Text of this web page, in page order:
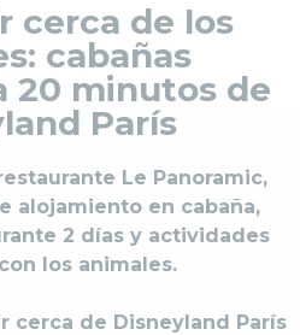
cerca de los
cabañas
20 minutos de
París
Le Panoramic,
alojamiento en cabaña,
2 días y actividades
los animales.
cerca de Disneyland París